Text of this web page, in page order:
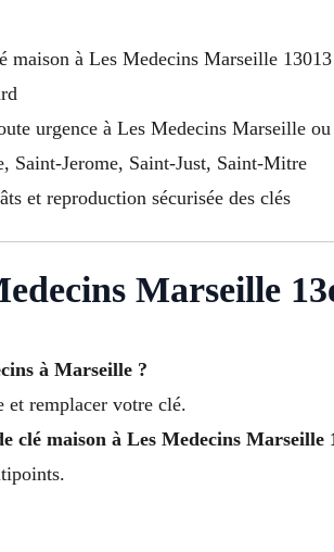
à Les Medecins Marseille
urgence à Les Medecins Marseille
Saint-Jerome, Saint-Just, Saint-Mitre
et reproduction sécurisée des clés
Marseille
à Marseille ?
et remplacer votre clé.
maison à Les Medecins Marseille